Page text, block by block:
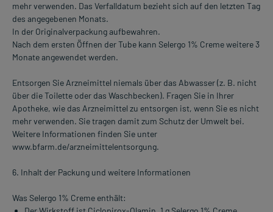
mehr verwenden. Das Verfalldatum bezieht sich auf den letzten Tag
des angegebenen Monats.
In der Originalverpackung aufbewahren.
Nach dem ersten Öffnen der Tube kann Selergo 1% Creme weitere 3
Monate angewendet werden.
Entsorgen Sie Arzneimittel niemals über das Abwasser (z. B. nicht
über die Toilette oder das Waschbecken). Fragen Sie in Ihrer
Apotheke, wie das Arzneimittel zu entsorgen ist, wenn Sie es nicht
mehr verwenden. Sie tragen damit zum Schutz der Umwelt bei.
Weitere Informationen finden Sie unter
www.bfarm.de/arzneimittelentsorgung.
6. Inhalt der Packung und weitere Informationen
Was Selergo 1% Creme enthält: